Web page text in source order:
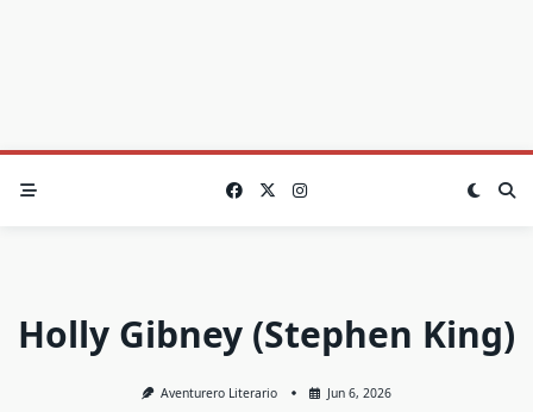
Holly Gibney (Stephen King)
Aventurero Literario Jun 6, 2026